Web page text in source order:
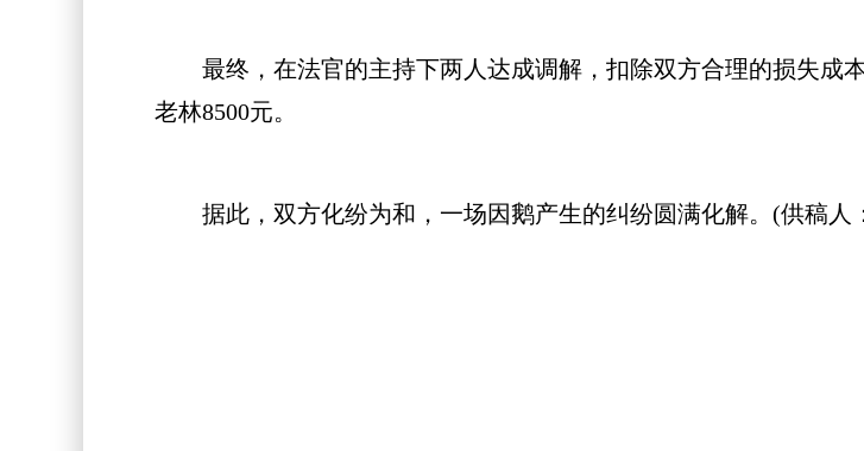
最终，在法官的主持下两人达成调解，扣除双方合理的损失成
老林8500元。
据此，双方化纷为和，一场因鹅产生的纠纷圆满化解。(供稿人